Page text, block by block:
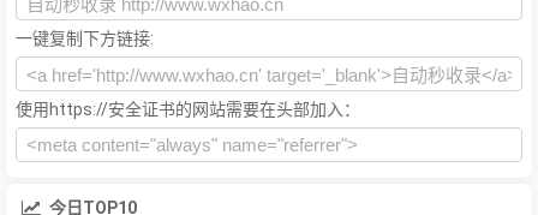
一键复制下方链接:
使用https://安全证书的网站需要在头部加入：
今日TOP10